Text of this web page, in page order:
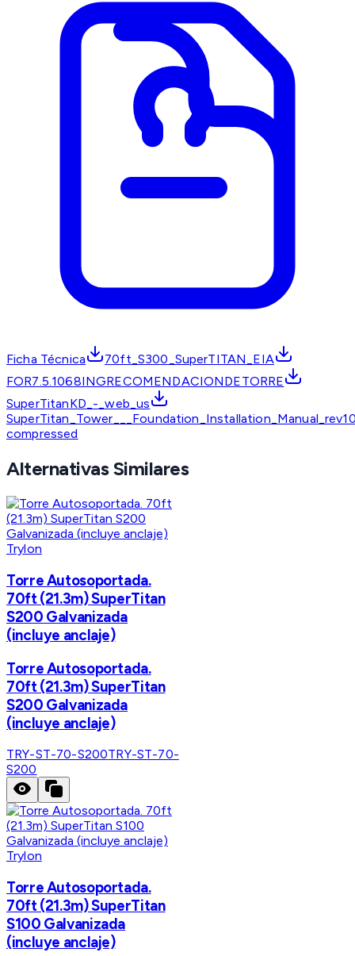
Ficha Técnica
70ft_S300_SuperTITAN_EIA
FOR7.5.1068INGRECOMENDACIONDETORRE
SuperTitanKD_-_web_us
compressed
Alternativas Similares
Trylon
Torre Autosoportada.
70ft (21.3m) SuperTitan
S200 Galvanizada
(incluye anclaje)
Torre Autosoportada.
70ft (21.3m) SuperTitan
S200 Galvanizada
(incluye anclaje)
TRY-ST-70-S200TRY-ST-70-
S200
Trylon
Torre Autosoportada.
70ft (21.3m) SuperTitan
S100 Galvanizada
(incluye anclaje)